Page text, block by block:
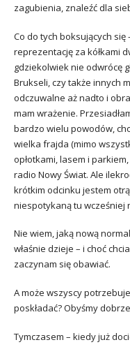
zagubienia, znaleźć dla
Co do tych boksujących się
reprezentację za kółkami
gdziekolwiek nie odwrócę
Brukseli, czy także innych
odczuwalne aż nadto i
mam wrażenie.
bardzo wielu powodów,
wielka frajda (mimo
opłotkami, lasem i
radio Nowy Świat. Ale
krótkim odcinku jestem
niespotykaną tu wcześniej
Nie wiem, jaką nową
właśnie dzieje – i choć
zaczynam się obawiać.
A może wszyscy
poskładać? Obyśmy
Tymczasem – kiedy już